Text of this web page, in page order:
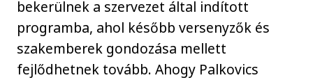
bekerülnek a szervezet által indított
programba, ahol később versenyzők és
szakemberek gondozása mellett
fejlődhetnek tovább. Ahogy Palkovics